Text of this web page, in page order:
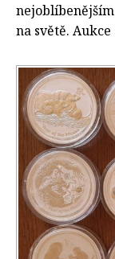
na světě. Aukce